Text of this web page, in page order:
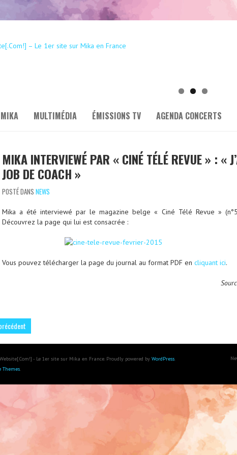
MIKA MULTIMÉDIA ÉMISSIONS TV AGENDA CONCERTS
MIKA INTERVIEWÉ PAR « CINÉ TÉLÉ REVUE » : «
JOB DE COACH »
POSTÉ DANS NEWS
Mika a été interviewé par le magazine belge « Ciné Télé Revue »
Découvrez la page qui lui est consacrée :
Vous pouvez télécharger la page du journal au format PDF en cliquant ici.
- Le 1er site sur Mika en France. Proudly powered by WordPress.
Themes.